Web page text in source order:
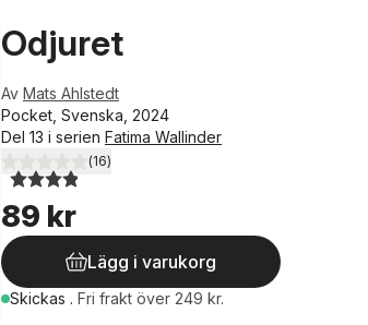
Odjuret
Av Mats Ahlstedt
Pocket, Svenska, 2024
Del 13 i serien Fatima Wallinder
3,9utav 5 stjärnor. Totalt antal röster:
(16)
89 kr
Lägg i varukorg
Skickas . Fri frakt över 249 kr.